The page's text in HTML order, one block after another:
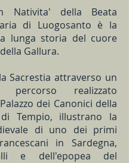
Nativita' della Beata
di Luogosanto è la
lunga storia del cuore
Gallura.
Sacrestia attraverso un
percorso realizzato
dei Canonici della
di Tempio, illustrano la
di uno dei primi
in Sardegna,
e dell'epopea del